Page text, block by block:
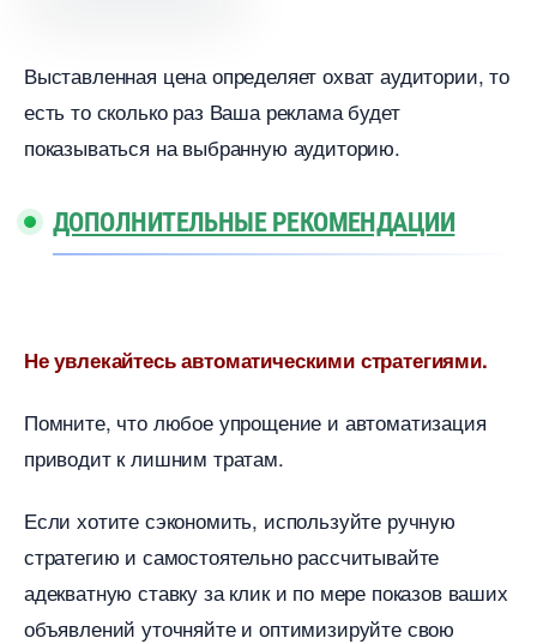
ыставленная цена определяет охват аудитории, то
есть то сколько раз Ваша реклама будет
показываться на выбранную аудиторию.
ДОПОЛНИТЕЛЬНЫЕ РЕКОМЕНДАЦИИ
Не увлекайтесь автоматическими стратегиями.
Помните, что любое упрощение и автоматизация
приводит к лишним тратам.
Если хотите сэкономить, используйте ручную
стратегию и самостоятельно рассчитывайте
адекватную ставку за клик и по мере показов ваших
объявлений уточняйте и оптимизируйте свою